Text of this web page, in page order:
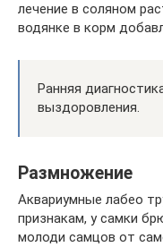
лечение в соляном
водянке в корм
Ранняя
выздоровления.
Размножение
Аквариумные лабео
признакам, у самки
молоди самцов от